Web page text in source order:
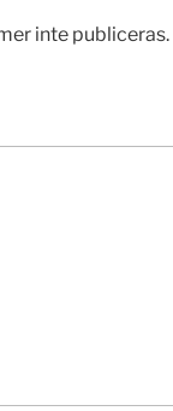
inte publiceras.